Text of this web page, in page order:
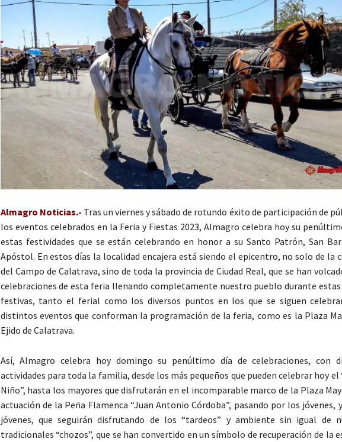
Almagro Noticias.- Tras un viernes y sábado de rotundo éxito de participación de
los eventos celebrados en la Feria y Fiestas 2023, Almagro celebra hoy su
estas festividades que se están celebrando en honor a su Santo Patrón, San
Apóstol. En estos días la localidad encajera está siendo el epicentro, no solo de la
del Campo de Calatrava, sino de toda la provincia de Ciudad Real, que se han
celebraciones de esta feria llenando completamente nuestro pueblo durante estas
festivas, tanto el ferial como los diversos puntos en los que se siguen
distintos eventos que conforman la programación de la feria, como es la Plaza
Ejido de Calatrava.
Así, Almagro celebra hoy domingo su penúltimo día de celebraciones, con
actividades para toda la familia, desde los más pequeños que pueden celebrar hoy el
Niño”, hasta los mayores que disfrutarán en el incomparable marco de la Plaza
actuación de la Peña Flamenca “Juan Antonio Córdoba”, pasando por los jóvenes,
jóvenes, que seguirán disfrutando de los “tardeos” y ambiente sin igual de
tradicionales “chozos”, que se han convertido en un símbolo de recuperación de la